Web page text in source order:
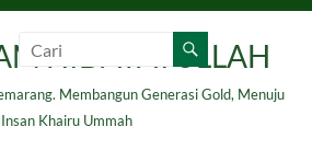
HIDAYATULLAH
Membangun Generasi Gold, Menuju
Insan Khairu Ummah